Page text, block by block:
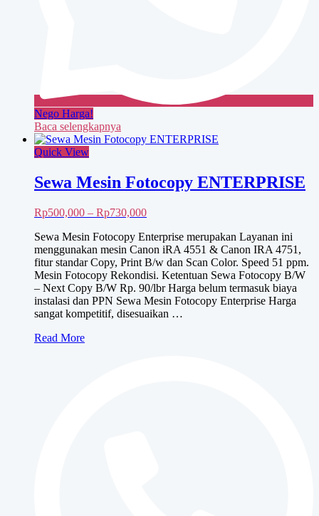
Nego Harga!
Baca selengkapnya
Quick View
Sewa Mesin Fotocopy ENTERPRISE
Rp500,000 – Rp730,000Rentang
Rp500,000
hingga
Rp730,000
Sewa Mesin Fotocopy Enterprise merupakan Layanan ini
menggunakan mesin Canon iRA 4551 & Canon IRA 4751,
fitur standar Copy, Print B/w dan Scan Color. Speed 51 ppm.
Mesin Fotocopy Rekondisi. Ketentuan Sewa Fotocopy B/W
– Next Copy B/W Rp. 90/lbr Harga belum termasuk biaya
instalasi dan PPN Sewa Mesin Fotocopy Enterprise Harga
sangat kompetitif, disesuaikan …
Sewa
Read More